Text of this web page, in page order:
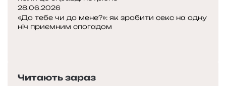
28.06.2026
«До тебе чи до мене?»: як зробити секс на одну
ніч приємним спогадом
Читають зараз